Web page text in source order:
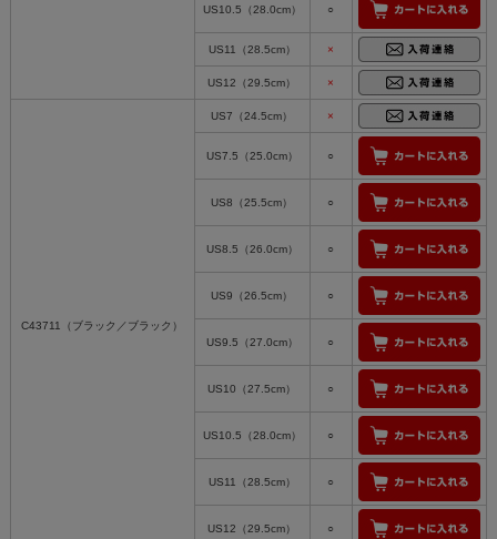
US10.5（28.0cm） ○
US11（28.5cm） ×
US12（29.5cm） ×
C43711（ブラック／ブラック）
US7（24.5cm） ×
US7.5（25.0cm） ○
US8（25.5cm） ○
US8.5（26.0cm） ○
US9（26.5cm） ○
US9.5（27.0cm） ○
US10（27.5cm） ○
US10.5（28.0cm） ○
US11（28.5cm） ○
US12（29.5cm） ○